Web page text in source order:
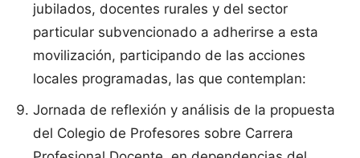
jubilados, docentes rurales y del sector
particular subvencionado a adherirse a esta
movilización, participando de las acciones
locales programadas, las que contemplan:
Jornada de reflexión y análisis de la propuesta
del Colegio de Profesores sobre Carrera